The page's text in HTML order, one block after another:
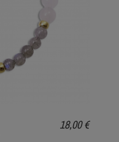
18,00 €